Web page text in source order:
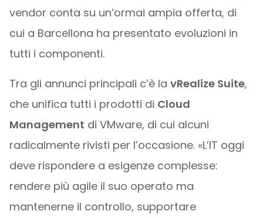
vendor conta su un’ormai ampia offerta, di
cui a Barcellona ha presentato evoluzioni in
tutti i componenti.
Tra gli annunci principali c’è la vRealize Suite,
che unifica tutti i prodotti di Cloud
Management di VMware, di cui alcuni
radicalmente rivisti per l’occasione. «L’IT oggi
deve rispondere a esigenze complesse:
rendere più agile il suo operato ma
mantenerne il controllo, supportare